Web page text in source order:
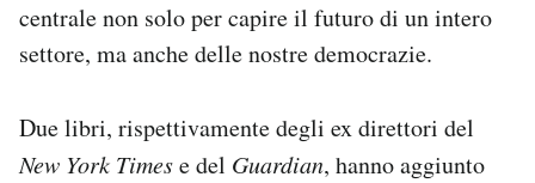
centrale non solo per capire il futuro di un intero
settore, ma anche delle nostre democrazie.
Due libri, rispettivamente degli ex direttori del
New York Timese del Guardian, hanno aggiunto